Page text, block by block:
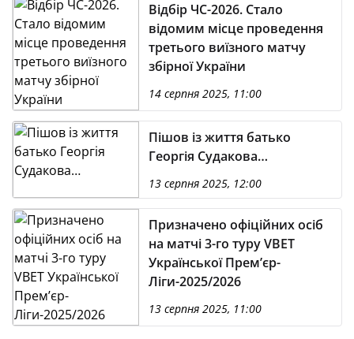
Відбір ЧС-2026. Стало
відомим місце проведення
третього виїзного матчу
збірної України
14 серпня 2025, 11:00
Пішов із життя батько
Георгія Судакова…
13 серпня 2025, 12:00
Призначено офіційних осіб
на матчі 3-го туру VBET
Української Премʼєр-
Ліги-2025/2026
13 серпня 2025, 11:00